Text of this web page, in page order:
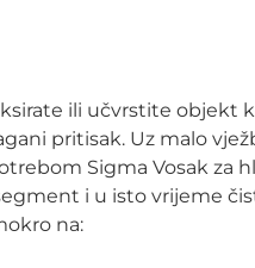
ili učvrstite
pritisak. Uz malo
Sigma Vosak za
i u isto vrijeme
na: